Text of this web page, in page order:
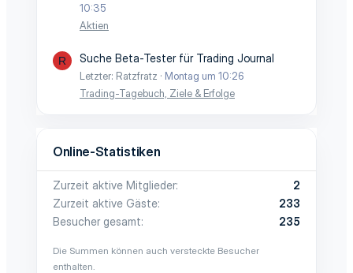
10:35
Aktien
R Suche Beta-Tester für Trading Journal
Letzter: Ratzfratz
Montag um 10:26
Trading-Tagebuch, Ziele & Erfolge
Online-Statistiken
Zurzeit aktive Mitglieder
2
Zurzeit aktive Gäste
233
Besucher gesamt
235
Die Summen können auch versteckte Besucher
enthalten.